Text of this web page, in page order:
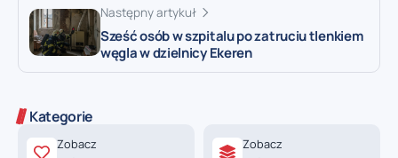
Następny artykuł
Sześć osób w szpitalu po zatruciu tlenkiem
węgla w dzielnicy Ekeren
Kategorie
Zobacz Zobacz